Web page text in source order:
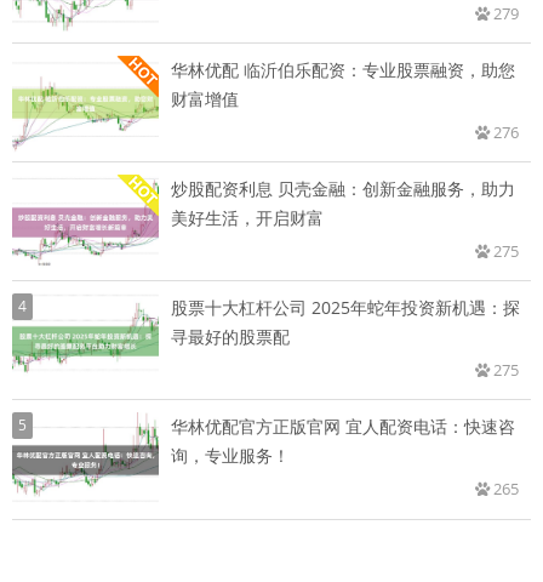
279
华林优配 临沂伯乐配资：专业股票融资，助您
财富增值
276
炒股配资利息 贝壳金融：创新金融服务，助力
美好生活，开启财富
275
4
股票十大杠杆公司 2025年蛇年投资新机遇：探
寻最好的股票配
275
5
华林优配官方正版官网 宜人配资电话：快速咨
询，专业服务！
265